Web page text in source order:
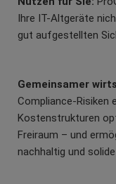
Ihre IT-Altgeräte
gut aufgestellten
Gemeinsamer
Compliance-Risiken
Kostenstrukturen
Freiraum – und
nachhaltig und